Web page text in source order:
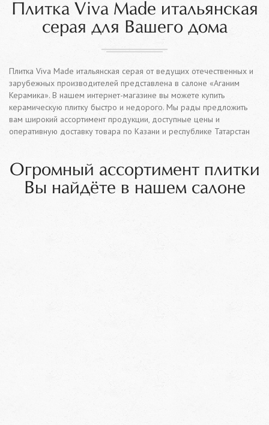
Плитка Viva Made итальянская
серая для Вашего дома
Плитка Viva Made итальянская серая от ведущих отечественных и
зарубежных производителей представлена в салоне «Аганим
Керамика». В нашем интернет-магазине вы можете купить
керамическую плитку быстро и недорого. Мы рады предложить
вам широкий ассортимент продукции, доступные цены и
оперативную доставку товара по Казани и республике Татарстан
Огромный ассортимент плитки
Вы найдёте в нашем салоне